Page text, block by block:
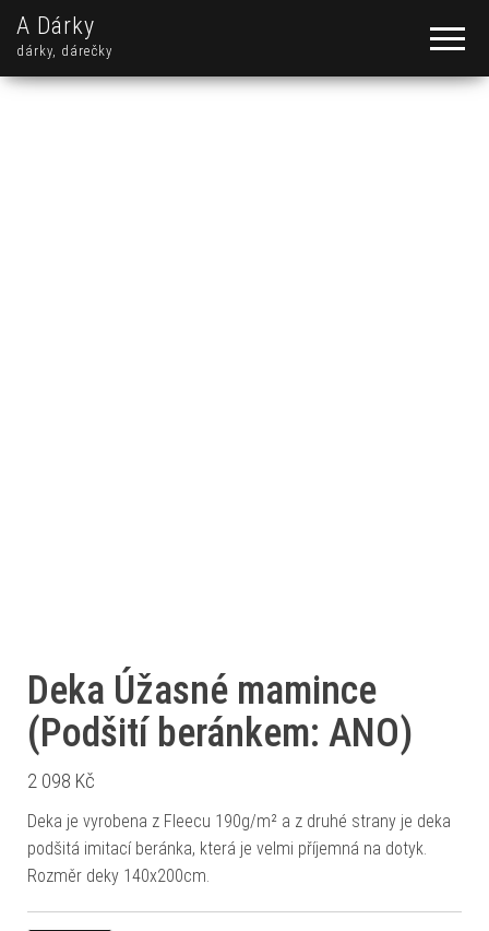
A Dárky
dárky, dárečky
Deka Úžasné mamince
(Podšití beránkem: ANO)
2 098 Kč
Deka je vyrobena z Fleecu 190g/m² a z druhé strany je deka
podšitá imitací beránka, která je velmi příjemná na dotyk.
Rozměr deky 140x200cm.